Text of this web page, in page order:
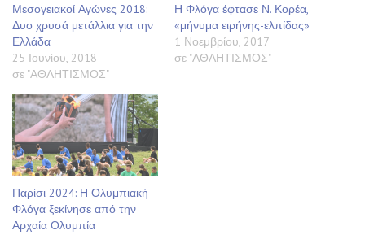
Μεσογειακοί Αγώνες 2018:
Δυο χρυσά μετάλλια για την
Ελλάδα
25 Ιουνίου, 2018
σε "ΑΘΛΗΤΙΣΜΟΣ"
Η Φλόγα έφτασε Ν. Κορέα,
«μήνυμα ειρήνης-ελπίδας»
1 Νοεμβρίου, 2017
σε "ΑΘΛΗΤΙΣΜΟΣ"
Παρίσι 2024: Η Ολυμπιακή
Φλόγα ξεκίνησε από την
Αρχαία Ολυμπία